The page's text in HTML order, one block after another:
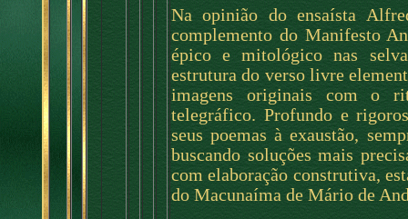
Na opinião do ensaísta
complemento do Manifesto
épico e mitológico nas
estrutura do verso livre
imagens originais com o
telegráfico. Profundo e
seus poemas à exaustão,
buscando soluções mais
com elaboração construtiva,
do Macunaíma de Mário de